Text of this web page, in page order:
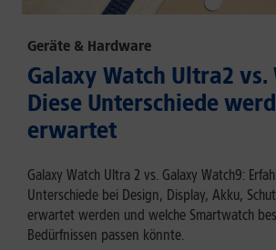
Geräte & Hardware
Galaxy Watch Ultra2 vs.
Diese Unterschiede
erwartet
Galaxy Watch Ultra 2 vs. Galaxy Watch9:
Unterschiede bei Design, Display, Akku,
erwartet werden und welche Smartwatch
Bedürfnissen passen könnte.